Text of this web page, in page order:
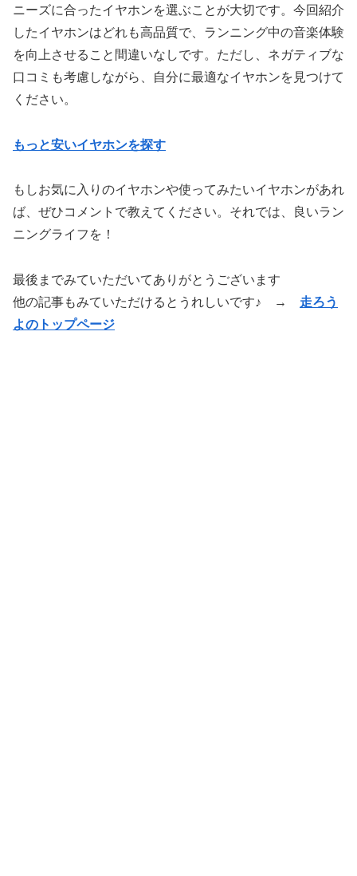
ニーズに合ったイヤホンを選ぶことが大切です。今回紹介
したイヤホンはどれも高品質で、ランニング中の音楽体験
を向上させること間違いなしです。ただし、ネガティブな
口コミも考慮しながら、自分に最適なイヤホンを見つけて
ください。
もっと安いイヤホンを探す
もしお気に入りのイヤホンや使ってみたいイヤホンがあれ
ば、ぜひコメントで教えてください。それでは、良いラン
ニングライフを！
最後までみていただいてありがとうございます
他の記事もみていただけるとうれしいです♪ → 走ろう
よのトップページ